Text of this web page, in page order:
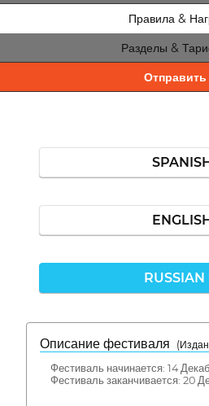
Правила &
Разделы &
Отправить
RUSSIAN
Описание фестиваля
(
Фестиваль начинается: 14
Фестиваль заканчивается: 20